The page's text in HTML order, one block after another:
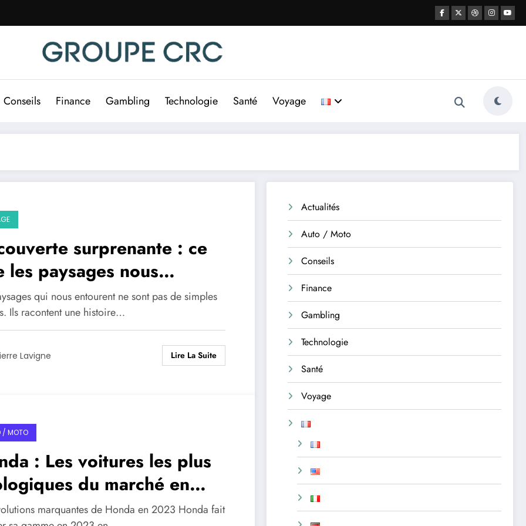
Conseils Finance Gambling Technologie Santé Voyage
surprenante : ce
les paysages nous
sur notre planète !
qui nous entourent ne sont pas de simples
Ils racontent une histoire…
Lavigne Lire La Suite
/ MOTO
: Les voitures les plus
du marché en
marquantes de Honda en 2023 Honda fait
Actualités
Auto / Moto
Conseils
Finance
Gambling
Technologie
Santé
Voyage